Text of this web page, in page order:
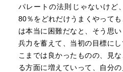
パレートの法則じゃないけど
80％をどれだけうまくやって
は本当に困難だなと、そう思
兵力を蓄えて、当初の目標に
こまでは良かったものの、見
る方面に増えていって、自分